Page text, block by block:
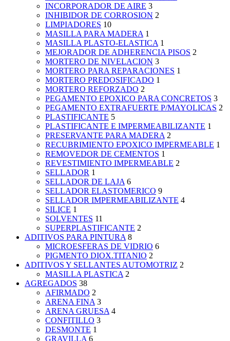
INCORPORADOR DE AIRE 3
INHIBIDOR DE CORROSION 2
LIMPIADORES 10
MASILLA PARA MADERA 1
MASILLA PLASTO-ELASTICA 1
MEJORADOR DE ADHERENCIA PISOS 2
MORTERO DE NIVELACION 3
MORTERO PARA REPARACIONES 1
MORTERO PREDOSIFICADO 1
MORTERO REFORZADO 2
PEGAMENTO EPOXICO PARA CONCRETOS 3
PEGAMENTO EXTRAFUERTE P/MAYOLICAS 2
PLASTIFICANTE 5
PLASTIFICANTE E IMPERMEABILIZANTE 1
PRESERVANTE PARA MADERA 2
RECUBRIMIENTO EPOXICO IMPERMEABLE 1
REMOVEDOR DE CEMENTOS 1
REVESTIMIENTO IMPERMEABLE 2
SELLADOR 1
SELLADOR DE LAJA 6
SELLADOR ELASTOMERICO 9
SELLADOR IMPERMEABILIZANTE 4
SILICE 1
SOLVENTES 11
SUPERPLASTIFICANTE 2
ADITIVOS PARA PINTURA 8
MICROESFERAS DE VIDRIO 6
PIGMENTO DIOX.TITANIO 2
ADITIVOS Y SELLANTES AUTOMOTRIZ 2
MASILLA PLASTICA 2
AGREGADOS 38
AFIRMADO 2
ARENA FINA 3
ARENA GRUESA 4
CONFITILLO 3
DESMONTE 1
GRAVILLA 6